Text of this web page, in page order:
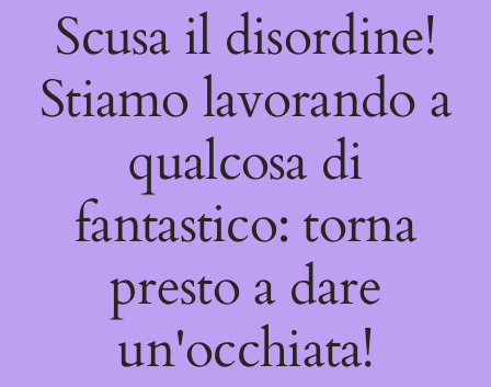
Scusa il disordine!
Stiamo lavorando a
qualcosa di
fantastico: torna
presto a dare
un'occhiata!